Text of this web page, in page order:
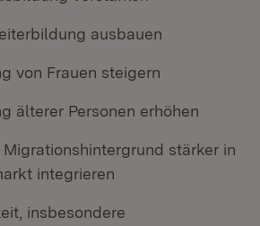
ausbauen
von Frauen steigern
älterer Personen erhöhen
Migrationshintergrund stärker in
integrieren
insbesondere